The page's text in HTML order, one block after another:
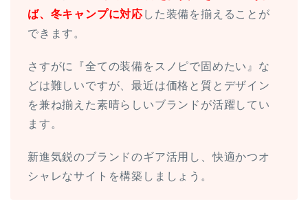
ば、冬キャンプに対応 した装備を揃えることが
できます。
さすがに『全ての装備をスノピで固めたい』な
どは難しいですが、最近は価格と質とデザイン
を兼ね揃えた素晴らしいブランドが活躍してい
ます。
新進気鋭のブランドのギア活用し、快適かつオ
シャレなサイトを構築しましょう。